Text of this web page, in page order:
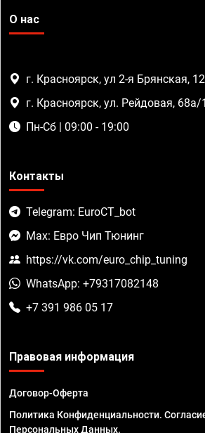
О нас
г. Красноярск, ул 2-я Брянская,
г. Красноярск, ул. Рейдовая, 68а/1
Пн-Сб | 09:00 - 19:00
Контакты
Telegram: EuroCT_bot
Max: Евро Чип Тюнинг
https://vk.com/euro_chip_tuning
WhatsApp: +79317082148
+7 391 986 05 17
Правовая информация
Договор-Оферта
Политика Конфиденциальности.
Персональных Данных.